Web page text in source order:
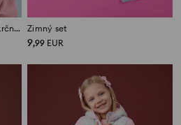
Rebrovaný Set: Čiapka a Nákrčník s Vyšívanou Mašľou Zimný set
9,99 EUR